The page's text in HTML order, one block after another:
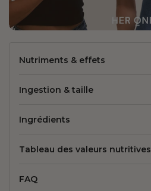
Nutriments & effets
Ingestion & taille
Ingrédients
Tableau des valeurs nutritives
FAQ